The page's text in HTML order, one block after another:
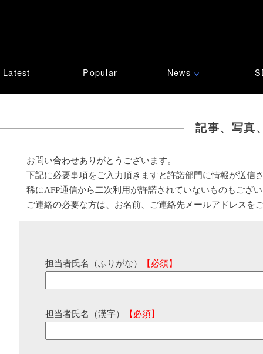
Latest Popular News ∨
記事、写真
お問い合わせありがとうございます。
下記に必要事項をご入力頂きますと許諾部門に情報が送信
稀にAFP通信から二次利用が許諾されていないものもござ
ご連絡の必要な方は、お名前、ご連絡先メールアドレスを
担当者氏名（ふりがな） 【必須】
担当者氏名（漢字） 【必須】